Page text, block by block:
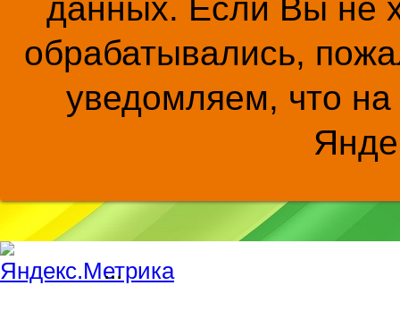
данных. Если Вы не
обрабатывались,
уведомляем, что на
...